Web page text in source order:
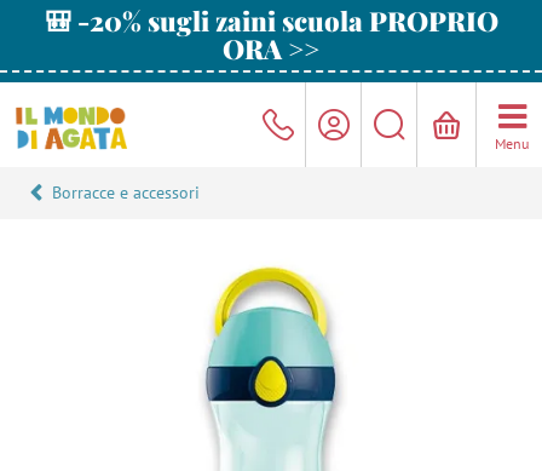
🎒 -20% sugli zaini scuola PROPRIO
ORA >>
Menu
Borracce e accessori